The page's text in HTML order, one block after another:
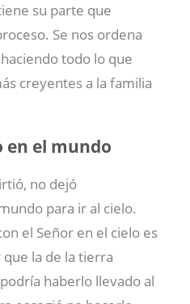
su parte que
Se nos ordena
todo lo que
creyentes a la familia
en el mundo
no dejó
para ir al cielo.
el Señor en el cielo es
la de la tierra
haberlo llevado al